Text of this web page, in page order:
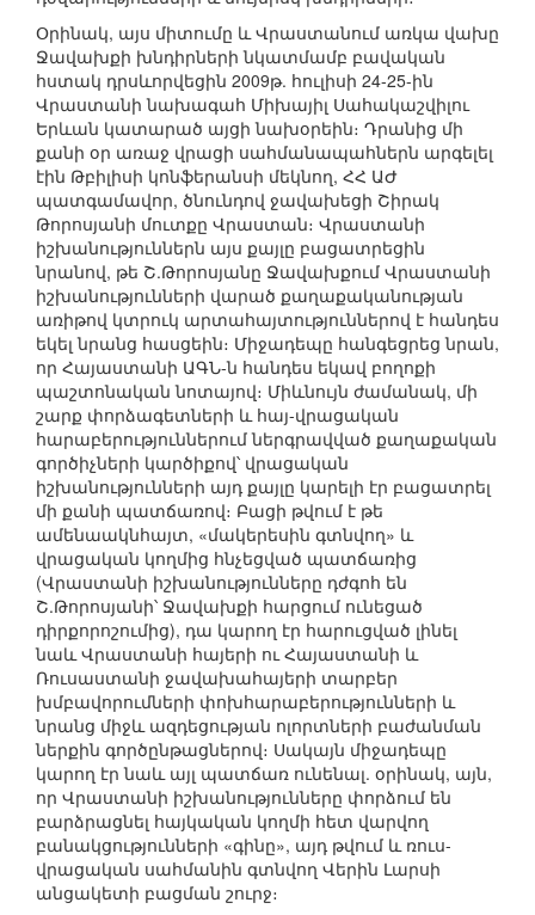
Օրինակ, այս միտումը և Վրաստանում առկա վախը
Ջավախքի խնդիրների նկատմամբ բավական
հստակ դրսևորվեցին 2009թ. հուլիսի 24-25-ին
Վրաստանի նախագահ Միխայիլ Սահակաշվիլու
Երևան կատարած այցի նախօրեին։ Դրանից մի
քանի օր առաջ վրացի սահմանապահներն արգելել
էին Թբիլիսի կոնֆերանսի մեկնող, ՀՀ ԱԺ
պատգամավոր, ծնունդով ջավախեցի Շիրակ
Թորոսյանի մուտքը Վրաստան։ Վրաստանի
իշխանություններն այս քայլը բացատրեցին
նրանով, թե Շ.Թորոսյանը Ջավախքում Վրաստանի
իշխանությունների վարած քաղաքականության
առիթով կտրուկ արտահայտություններով է հանդես
եկել նրանց հասցեին։ Միջադեպը հանգեցրեց նրան,
որ Հայաստանի ԱԳՆ-ն հանդես եկավ բողոքի
պաշտոնական նոտայով։ Միևնույն ժամանակ, մի
շարք փորձագետների և հայ-վրացական
հարաբերություններում ներգրավված քաղաքական
գործիչների կարծիքով՝ վրացական
իշխանությունների այդ քայլը կարելի էր բացատրել
մի քանի պատճառով։ Բացի թվում է թե
ամենաակնհայտ, «մակերեսին գտնվող» և
վրացական կողմից հնչեցված պատճառից
(Վրաստանի իշխանությունները դժգոհ են
Շ.Թորոսյանի՝ Ջավախքի հարցում ունեցած
դիրքորոշումից), դա կարող էր հարուցված լինել
նաև Վրաստանի հայերի ու Հայաստանի և
Ռուսաստանի ջավախահայերի տարբեր
խմբավորումների փոխհարաբերությունների և
նրանց միջև ազդեցության ոլորտների բաժանման
ներքին գործընթացներով։ Սակայն միջադեպը
կարող էր նաև այլ պատճառ ունենալ. օրինակ, այն,
որ Վրաստանի իշխանությունները փորձում են
բարձրացնել հայկական կողմի հետ վարվող
բանակցությունների «գինը», այդ թվում և ռուս-
վրացական սահմանին գտնվող Վերին Լարսի
անցակետի բացման շուրջ։